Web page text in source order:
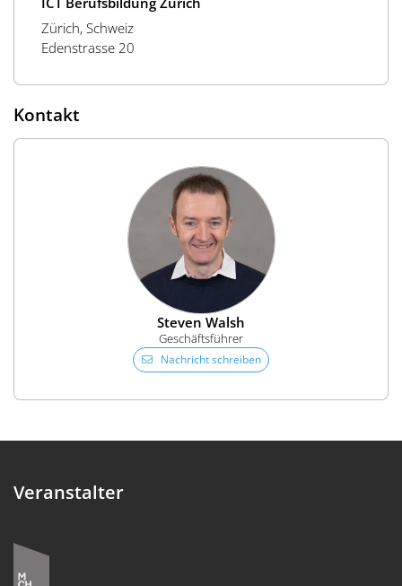
Zürich, Schweiz
Edenstrasse 20
Kontakt
Steven Walsh
Geschäftsführer
Nachricht schreiben
Veranstalter